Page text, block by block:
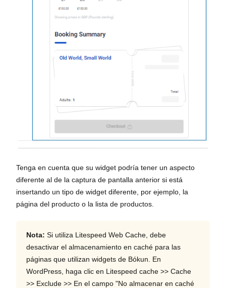
Tenga en cuenta que su widget podría tener un aspecto
diferente al de la captura de pantalla anterior si está
insertando un tipo de widget diferente, por ejemplo, la
página del producto o la lista de productos.
Nota: Si utiliza Litespeed Web Cache, debe
desactivar el almacenamiento en caché para las
páginas que utilizan widgets de Bókun. En
WordPress, haga clic en Litespeed cache >> Cache
>> Exclude >> En el campo "No almacenar en caché